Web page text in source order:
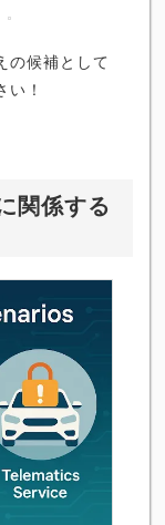
の候補として
！
関係する